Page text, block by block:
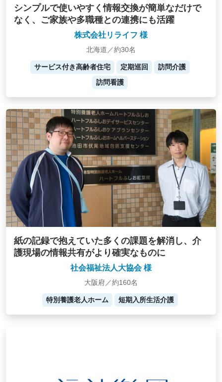
シンプルで使いやすく情報交換が簡単なだけで
なく、ご家族や多職種との連携にも活躍
株式会社リライフ 様
北海道／約30名
サービス付き高齢者住宅 定期巡回
訪問介護
訪問看護
紙の記録で抱えていた多くの課題を解消し、介
護現場の情報共有がより確実なものに
社会福祉法人大協会 様
大阪府／約160名
特別養護老人ホーム 短期入所生活介護